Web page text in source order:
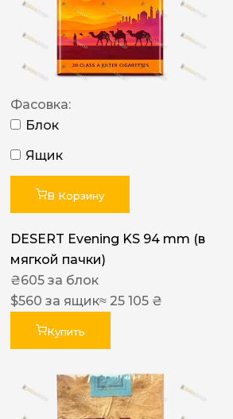
Фасовка:
Блок
Ящик
В Корзину
DESERT Evening KS 94 mm (в
мягкой пачки)
₴605 за блок
$560 за ящик≈ 25 105 ₴
Купить